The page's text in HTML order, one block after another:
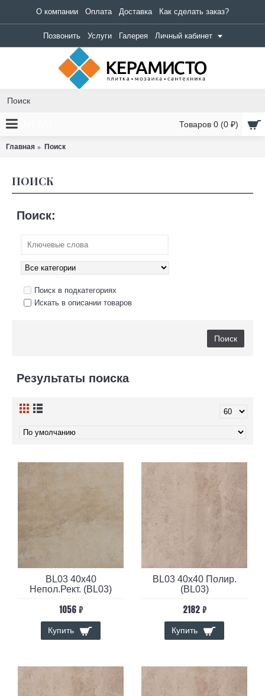
О компании Оплата Доставка Как сделать заказ?
Позвонить Услуги Галерея Личный кабинет
Товаров 0 (0 ₽)
Главная Поиск
ПОИСК
Поиск:
Поиск в подкатегориях
Искать в описании товаров
Результаты поиска
BL03 40x40
Непол.Рект. (BL03)
1056 ₽
Купить
BL03 40x40 Полир.
(BL03)
2182 ₽
Купить